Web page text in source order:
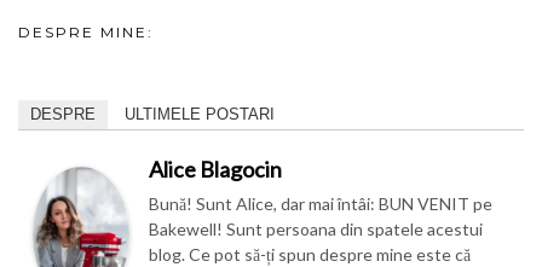
DESPRE MINE:
DESPRE ULTIMELE POSTARI
Alice Blagocin
Bună! Sunt Alice, dar mai întâi: BUN VENIT pe
Bakewell! Sunt persoana din spatele acestui
blog. Ce pot să-ți spun despre mine este că